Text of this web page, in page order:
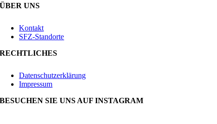
ÜBER UNS
Kontakt
SFZ-Standorte
RECHTLICHES
Datenschutzerklärung
Impressum
BESUCHEN SIE UNS AUF INSTAGRAM